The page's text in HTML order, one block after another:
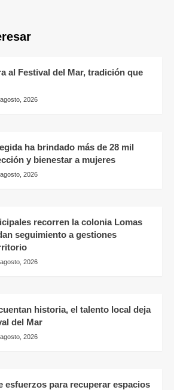
al Festival del Mar, tradición que
2026
ha brindado más de 28 mil
y bienestar a mujeres
2026
recorren la colonia Lomas
seguimiento a gestiones
2026
historia, el talento local deja
del Mar
2026
esfuerzos para recuperar espacios